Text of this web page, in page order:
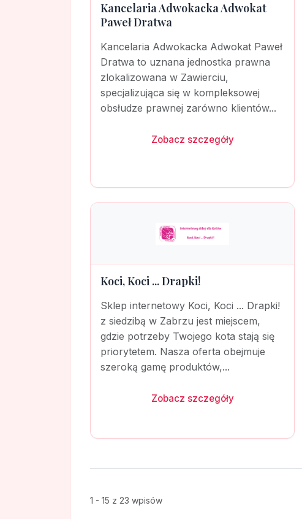
Kancelaria Adwokacka Adwokat
Paweł Dratwa
Kancelaria Adwokacka Adwokat Paweł
Dratwa to uznana jednostka prawna
zlokalizowana w Zawierciu,
specjalizująca się w kompleksowej
obsłudze prawnej zarówno klientów...
Zobacz szczegóły
Koci, Koci ... Drapki!
Sklep internetowy Koci, Koci ... Drapki!
z siedzibą w Zabrzu jest miejscem,
gdzie potrzeby Twojego kota stają się
priorytetem. Nasza oferta obejmuje
szeroką gamę produktów,...
Zobacz szczegóły
1 - 15 z 23 wpisów